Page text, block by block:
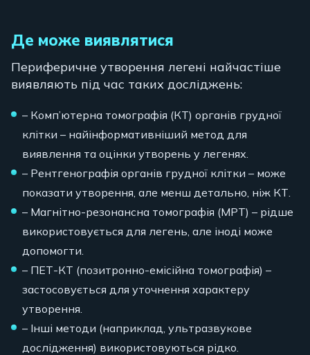
Де може виявлятися
Периферичне утворення легені найчастіше
виявляють під час таких досліджень:
– Комп’ютерна томографія (КТ) органів грудної
клітки – найінформативніший метод для
виявлення та оцінки утворень у легенях.
– Рентгенографія органів грудної клітки – може
показати утворення, але менш детально, ніж КТ.
– Магнітно-резонансна томографія (МРТ) – рідше
використовується для легень, але іноді може
допомогти.
– ПЕТ-КТ (позитронно-емісійна томографія) –
застосовується для уточнення характеру
утворення.
– Інші методи (наприклад, ультразвукове
дослідження) використовуються рідко.